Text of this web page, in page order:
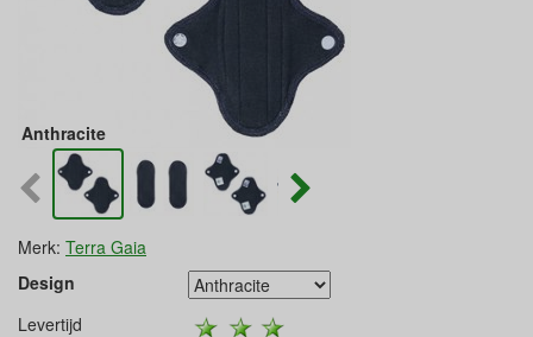
Anthracite
Merk: Terra Gaia
Design
Levertijd